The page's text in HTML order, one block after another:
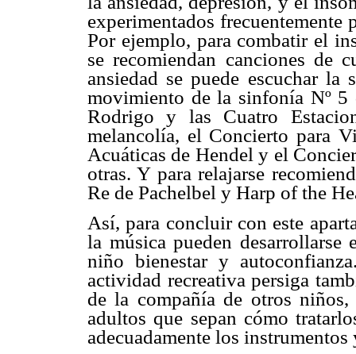
experimentados
Por ejemplo, para combatir el
se recomiendan canciones de
ansiedad se puede escuchar
movimiento de la sinfonía Nº 5
Rodrigo y las Cuatro
melancolía, el Concierto para
Acuáticas de Hendel y el
otras. Y para relajarse
Re de Pachelbel y Harp of the
Así, para concluir con este
la música pueden
niño bienestar y
actividad recreativa persiga
de la compañía de otros
adultos que sepan cómo
adecuadamente los